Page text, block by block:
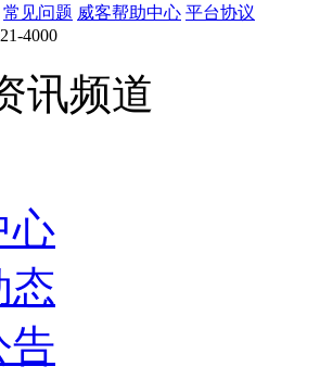
常见问题 威客帮助中心 平台协议
4000
讯频道
心
态
告